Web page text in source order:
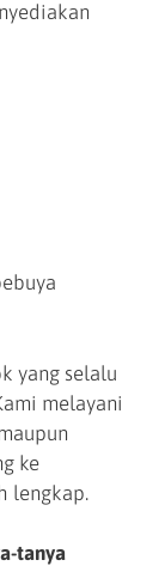
yang selalu
melayani
ke
lengkap.
tanya